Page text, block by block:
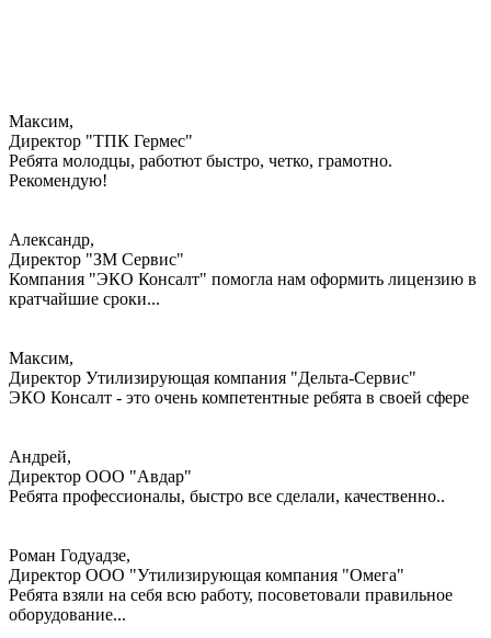
Максим,
Директор "ТПК Гермес"
Ребята молодцы, работют быстро, четко, грамотно.
Рекомендую!
Александр,
Директор "ЗМ Сервис"
Компания "ЭКО Консалт" помогла нам оформить лицензию в
кратчайшие сроки...
Максим,
Директор Утилизирующая компания "Дельта-Сервис"
ЭКО Консалт - это очень компетентные ребята в своей сфере
Андрей,
Директор ООО "Авдар"
Ребята профессионалы, быстро все сделали, качественно..
Роман Годуадзе,
Директор ООО "Утилизирующая компания "Омега"
Ребята взяли на себя всю работу, посоветовали правильное
оборудование...